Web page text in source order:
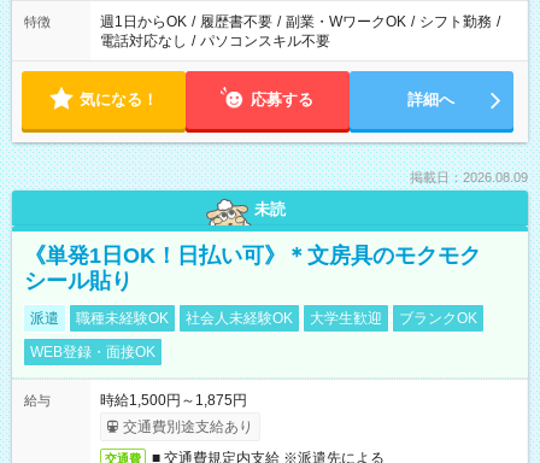
特徴 週1日からOK / 履歴書不要 / 副業・WワークOK / シフト勤務 /
電話対応なし / パソコンスキル不要
気になる！ 応募する 詳細へ
掲載日：2026.08.09
未読
《単発1日OK！日払い可》＊文房具のモクモク
シール貼り
派遣 職種未経験OK 社会人未経験OK 大学生歓迎
ブランクOK
WEB登録・面接OK
給与
時給1,500円～1,875円
交通費別途支給あり
交通費 ■ 交通費規定内支給 ※派遣先による